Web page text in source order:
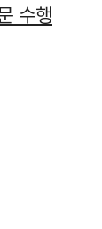
수행